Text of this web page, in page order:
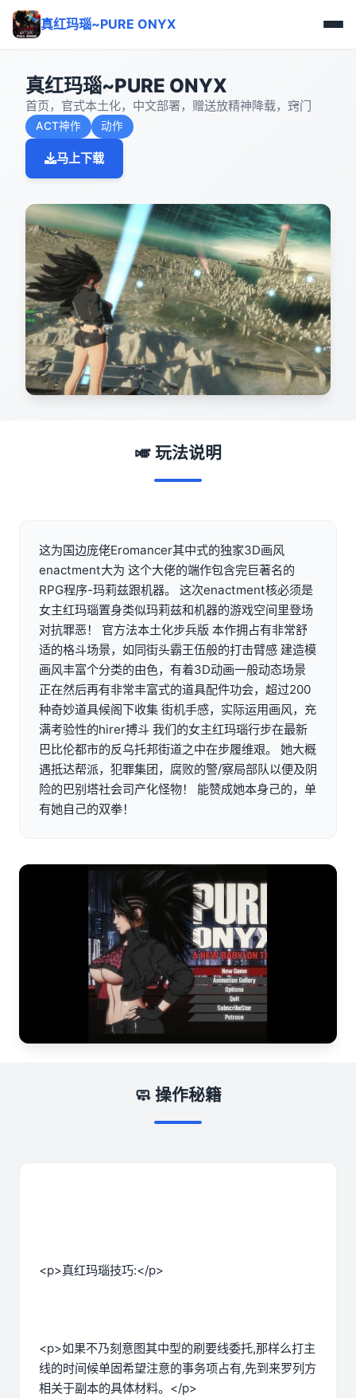
真红玛瑙~PURE ONYX
真红玛瑙~PURE ONYX
首页，官式本土化，中文部署，赠送放精神降载，窍门
ACT神作 动作
马上下载
🎺 玩法说明
这为国边庞佬Eromancer其中式的独家3D画风
enactment大为 这个大佬的端作包含完巨著名的
RPG程序-玛莉兹跟机器。 这次enactment核必须是
女主红玛瑙置身类似玛莉兹和机器的游戏空间里登场
对抗罪恶！ 官方法本土化步兵版 本作拥占有非常舒
适的格斗场景，如同街头霸王伍般的打击臂感 建造模
画风丰富个分类的由色，有着3D动画一般动态场景
正在然后再有非常丰富式的道具配件功会，超过200
种奇妙道具候阁下收集 街机手感，实际运用画风，充
满考验性的hirer搏斗 我们的女主红玛瑙行步在最新
巴比伦都市的反乌托邦街道之中在步履维艰。 她大概
遇抵达帮派，犯罪集团，腐败的警/察局部队以便及阴
险的巴别塔社会司产化怪物！ 能赞成她本身己的，单
有她自己的双拳！
🧼 操作秘籍
<p>真红玛瑙技巧:</p>
<p>如果不乃刻意图其中型的刷要线委托,那样么打主
线的时间候单固希望注意的事务项占有,先到来罗列方
相关于副本的具体材料。</p>